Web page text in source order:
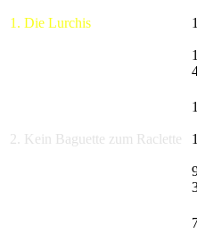
1. Die Lurchis
2. Kein Baguette zum Raclette